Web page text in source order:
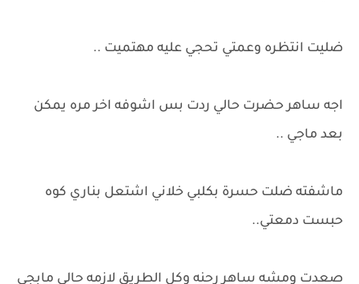
ضليت انتظره وعمتي تحجي عليه مهتميت ..
اجه ساهر حضرت حالي ردت بس اشوفه اخر مره يمكن
بعد ماجي ..
ماشفته ضلت حسرة بكلبي خلاني اشتعل بناري كوه
حبست دمعتي..
صعدت ومشه ساهر رحنه وكل الطريق لازمه حالي مابجي